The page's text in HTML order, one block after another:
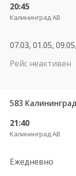
20:45
Калининград АВ
Рейс неактивен
21:40
Калининград АВ
Ежедневно